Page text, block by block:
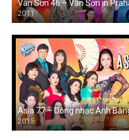
Vân Sơn 46 – Vân Sơn in
2011
Asia 77 – Dòng nhạc Anh
2015